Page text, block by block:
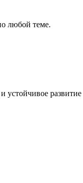
любой теме.
устойчивое развитие